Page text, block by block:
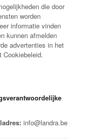
die door
worden
informatie vinden
kunnen afmelden
advertenties in het
Cookiebeleid.
info@landra.be